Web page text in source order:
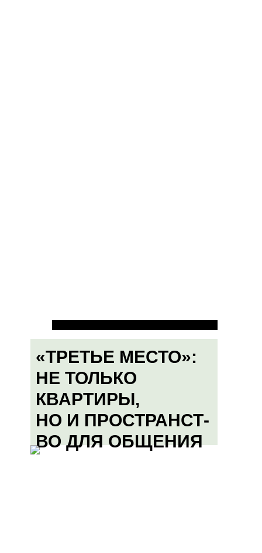
«ТРЕТЬЕ МЕСТО»:
НЕ ТОЛЬКО
КВАРТИРЫ,
НО И ПРОСТРАНСТ-
ВО ДЛЯ ОБЩЕНИЯ